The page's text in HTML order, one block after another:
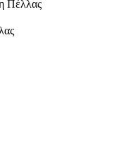
Πέλλας